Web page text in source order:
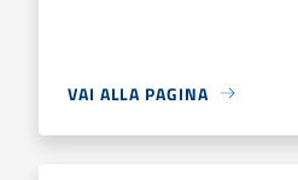
VAI ALLA PAGINA